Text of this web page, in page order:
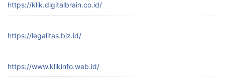
https://klik.digitalbrain.co.id/
https://legalitas.biz.id/
https://www.klikinfo.web.id/